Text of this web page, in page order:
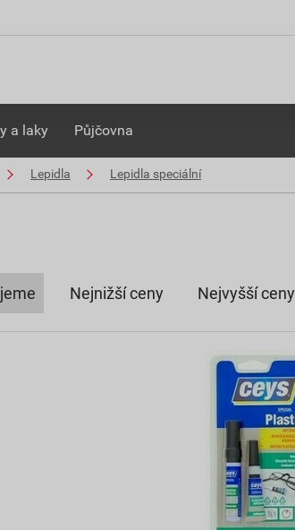
a laky Půjčovna
Lepidla Lepidla speciální
Nejnižší ceny Nejvyšší ceny